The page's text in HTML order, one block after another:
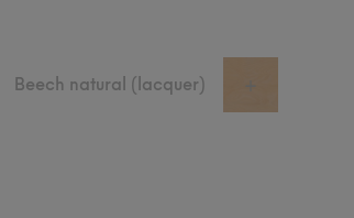
Beech natural (lacquer)